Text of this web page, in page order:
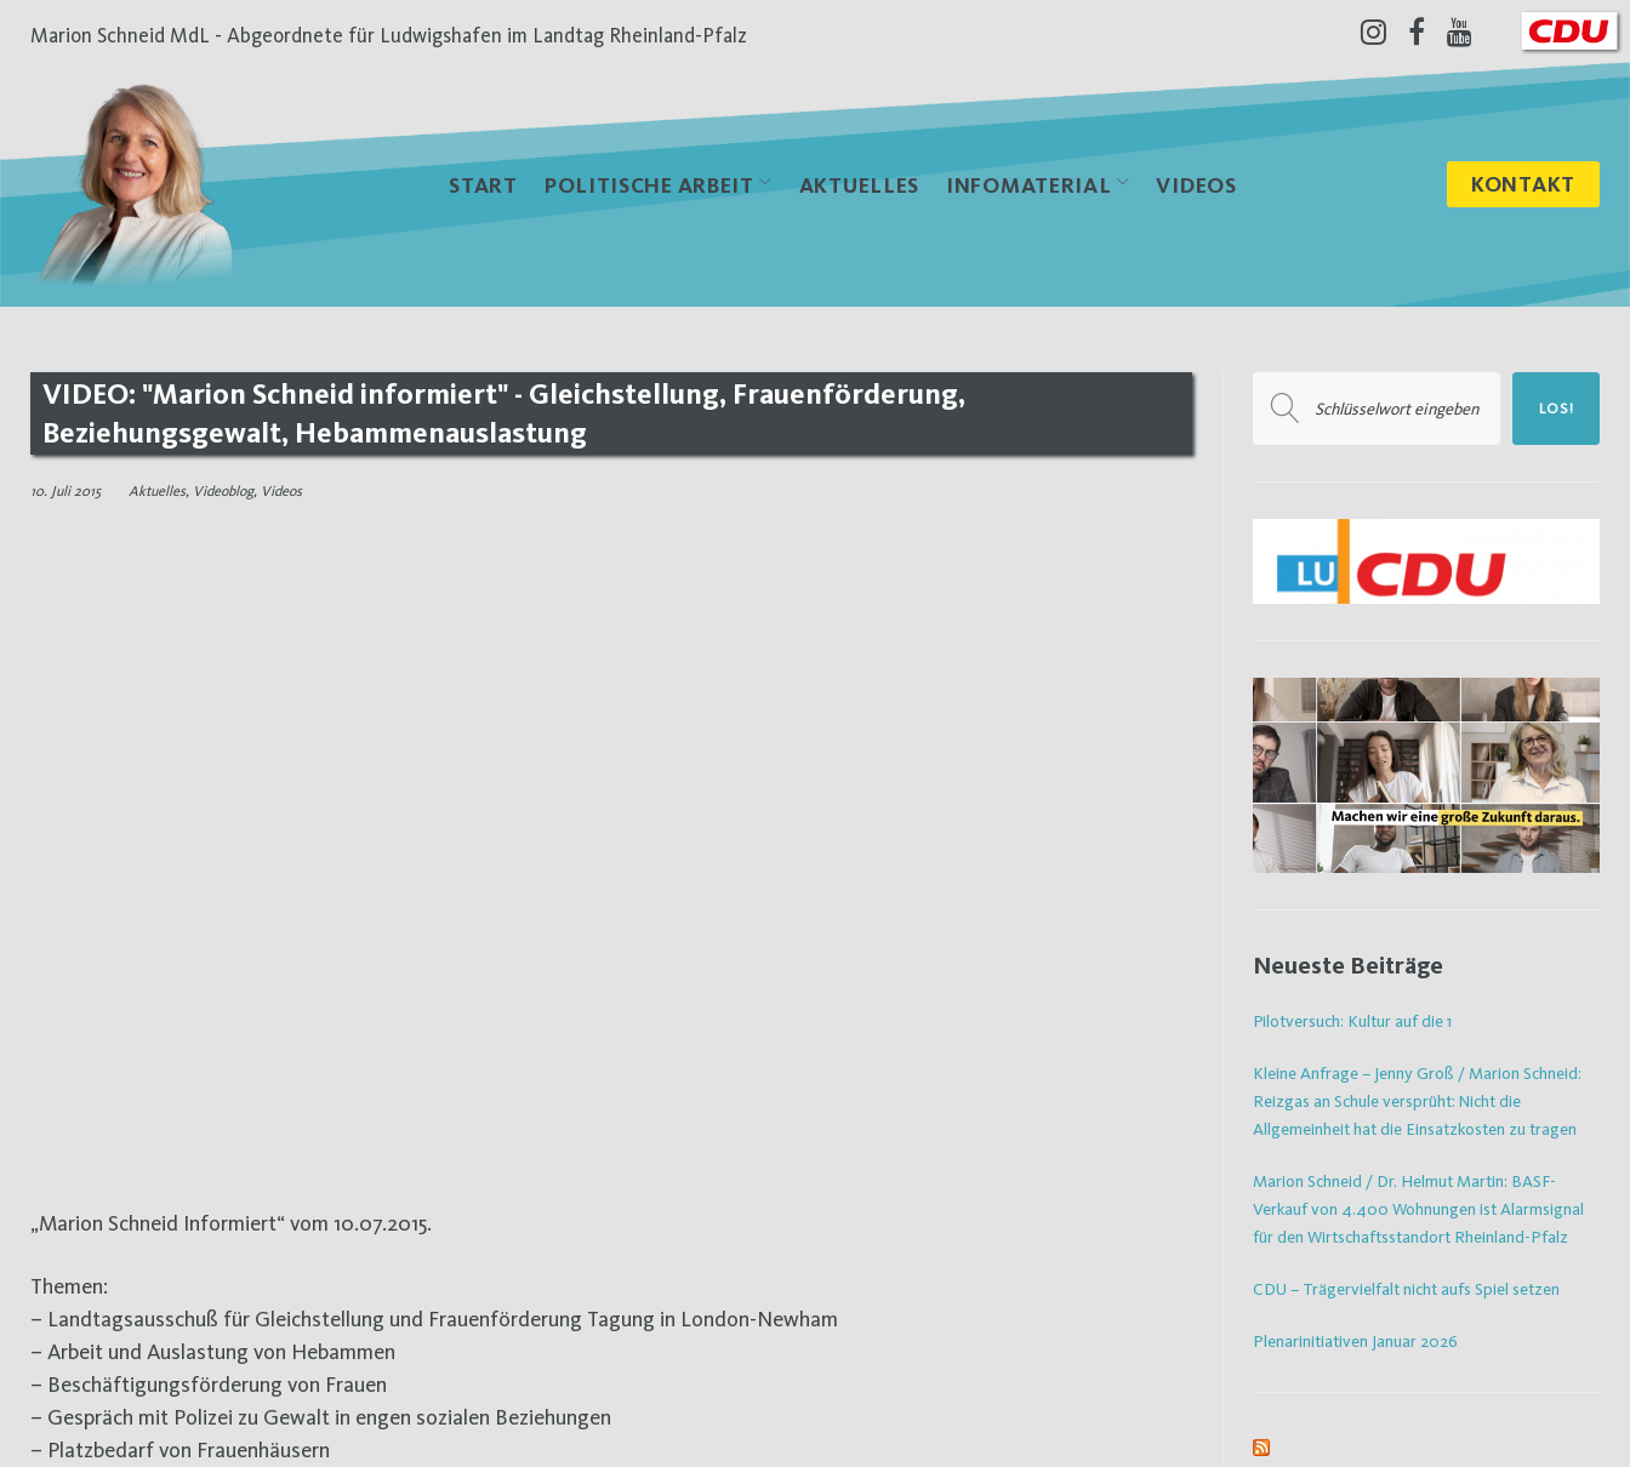
Inhalt
Marion Schneid MdL - Abgeordnete für Ludwigshafen im Landtag Rheinland-Pfalz
Instagram
Facebook
Youtube
START POLITISCHE ARBEIT AKTUELLES INFOMATERIAL VIDEOS KONTAKT
VIDEO: "Marion Schneid informiert" - Gleichstellung, Frauenförderung,
Beziehungsgewalt, Hebammenauslastung
10. Juli 2015 Aktuelles, Videoblog, Videos
„Marion Schneid Informiert“ vom 10.07.2015.
Themen:
– Landtagsausschuß für Gleichstellung und Frauenförderung Tagung in London-Newham
– Arbeit und Auslastung von Hebammen
– Beschäftigungsförderung von Frauen
– Gespräch mit Polizei zu Gewalt in engen sozialen Beziehungen
– Platzbedarf von Frauenhäusern
nach:
LOS!
Neueste Beiträge
Pilotversuch: Kultur auf die 1
Kleine Anfrage – Jenny Groß / Marion Schneid:
Reizgas an Schule versprüht: Nicht die
Allgemeinheit hat die Einsatzkosten zu tragen
Marion Schneid / Dr. Helmut Martin: BASF-
Verkauf von 4.400 Wohnungen ist Alarmsignal
für den Wirtschaftsstandort Rheinland-Pfalz
CDU – Trägervielfalt nicht aufs Spiel setzen
Plenarinitiativen Januar 2026